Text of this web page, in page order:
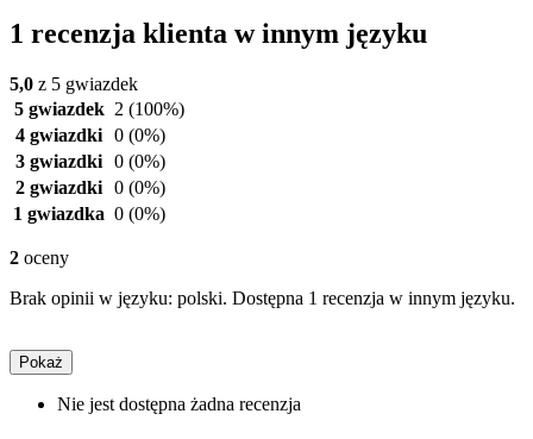
1 recenzja klienta w innym języku
5,0 z 5 gwiazdek
5 gwiazdek 2 (100%)
4 gwiazdki 0 (0%)
3 gwiazdki 0 (0%)
2 gwiazdki 0 (0%)
1 gwiazdka 0 (0%)
2 oceny
Brak opinii w języku: polski. Dostępna 1 recenzja w innym języku.
Pokaż
Nie jest dostępna żadna recenzja